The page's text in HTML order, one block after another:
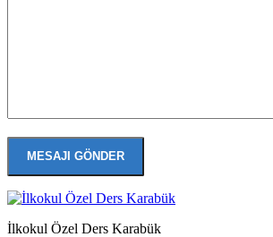
İlkokul Özel Ders Karabük